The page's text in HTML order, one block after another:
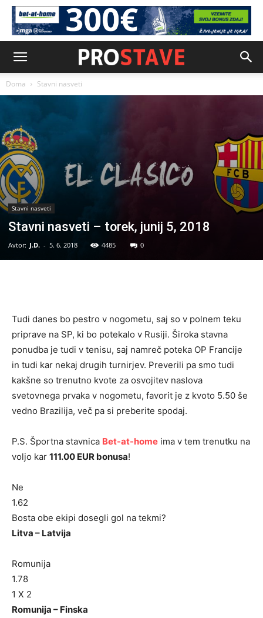
Doma Stavni nasveti
Stavni nasveti
Stavni nasveti – torek, junij 5, 2018
Avtor: J.D. - 5. 6. 2018 4485 0
Tudi danes bo pestro v nogometu, saj so v polnem teku
priprave na SP, ki bo potekalo v Rusiji. Široka stavna
ponudba je tudi v tenisu, saj namreč poteka OP Francije
in tudi kar nekaj drugih turnirjev. Preverili pa smo tudi
kakšne so trenutno kvote za osvojitev naslova
svetovnega prvaka v nogometu, favorit je z kvoto 5.50 še
vedno Brazilija, več pa si preberite spodaj.
P.S. Športna stavnica Bet-at-home ima v tem trenutku na
voljo kar 111.00 EUR bonusa!
Ne
1.62
Bosta obe ekipi dosegli gol na tekmi?
Litva – Latvija
Romunija
1.78
1 X 2
Romunija – Finska